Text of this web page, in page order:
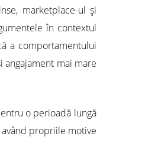
marketplace-ul şi
în contextul
a comportamentului
mai mare
o perioadă lungă
propriile motive